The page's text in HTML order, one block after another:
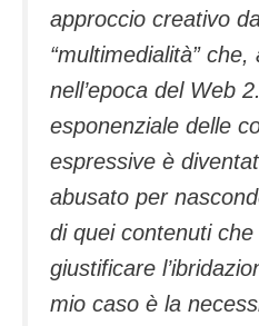
approccio creativo
“multimedialità”
nell’epoca del Web
esponenziale delle
espressive è
abusato per
di quei contenuti
giustificare
mio caso è la